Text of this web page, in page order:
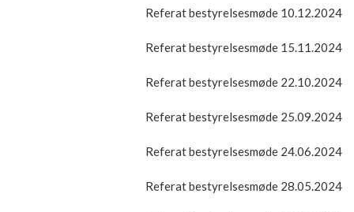
Referat bestyrelsesmøde 10.12.2024
Referat bestyrelsesmøde 15.11.2024
Referat bestyrelsesmøde 22.10.2024
Referat bestyrelsesmøde 25.09.2024
Referat bestyrelsesmøde 24.06.2024
Referat bestyrelsesmøde 28.05.2024